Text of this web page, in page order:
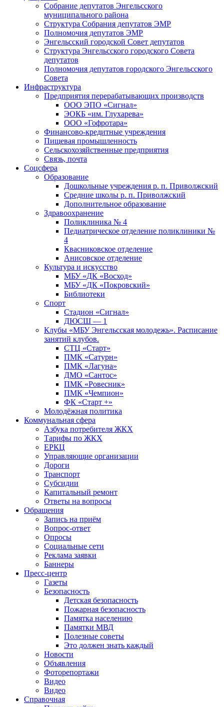
Собрание депутатов Энгельсского
муниципального района
Структура Собрания депутатов ЭМР
Полномочия депутатов ЭМР
Энгельсский городской Совет депутатов
Структура Энгельсского городского Совета
депутатов
Полномочия депутатов городского Энгельсского
Совета
Инфраструктура
Предприятия перерабатывающих производств
ООО ЭПО «Сигнал»
ЭОКБ «им. Глухарева»
ООО «Гофротара»
Финансово-кредитные учреждения
Пищевая промышленность
Сельскохозяйственные предприятия
Связь, почта
Соцсфера
Образование
Дошкольные учреждения р. п. Приволжский
Средние школы р. п. Приволжский
Дополнительное образование
Здравоохранение
Поликлиника № 4
Педиатрическое отделение поликлиники №
4
Квасниковское отделение
Анисовское отделение
Культура и искусство
МБУ «ДК «Восход»
МБУ «ДК «Покровский»
Библиотеки
Спорт
Стадион «Сигнал»
ДЮСШ — 1
Клубы «МБУ Энгельсская молодежь». Расписание
занятий клубов.
СТЦ «Старт»
ПМК «Сатурн»
ПМК «Лагуна»
ДМО «Сантос»
ПМК «Ровесник»
ПМК «Чемпион»
ФК «Старт +»
Молодёжная политика
Коммунальная сфера
Азбука потребителя ЖКХ
Тарифы по ЖКХ
ЕРКЦ
Управляющие организации
Дороги
Транспорт
Субсидии
Капитальный ремонт
Ответы на вопросы
Обращения
Запись на приём
Вопрос-ответ
Опросы
Социальные сети
Реклама заявки
Баннеры
Пресс-центр
Газеты
Безопасность
Детская безопасность
Пожарная безопасность
Памятка населению
Памятки МВД
Полезные советы
Это должен знать каждый
Новости
Объявления
Фоторепортажи
Видео
Видео
Справочная